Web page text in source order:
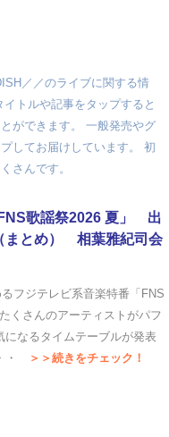
／／のライブに関する情
トルや記事をタップすると
ができます。 一般発売やグ
してお届けしています。 初
さんです。
歌謡祭2026 夏」 出
まとめ） 相葉雅紀司会
フジテレビ系音楽特番「FNS
くさんのアーティストがパフ
になるタイムテーブルが発表
・
＞＞続きをチェック！